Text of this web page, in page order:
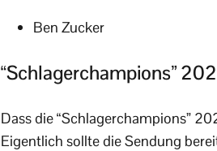
Ben Zucker
“Schlagerchampions”
Dass die “Schlagerchampions”
Eigentlich sollte die Sendung